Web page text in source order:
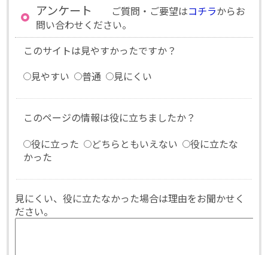
アンケート ご質問・ご要望はコチラからお
問い合わせください。
このサイトは見やすかったですか？
見やすい
普通 見にくい
このページの情報は役に立ちましたか？
役に立った
どちらともいえない
役に立たな
かった
見にくい、役に立たなかった場合は理由をお聞かせく
ださい。